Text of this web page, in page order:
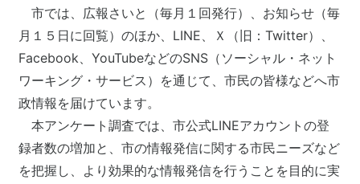
市では、広報さいと（毎月１回発行）、お知らせ（毎
月１５日に回覧）のほか、LINE、Ｘ（旧：Twitter）、
Facebook、YouTubeなどのSNS（ソーシャル・ネット
ワーキング・サービス）を通じて、市民の皆様などへ市
政情報を届けています。
本アンケート調査では、市公式LINEアカウントの登
録者数の増加と、市の情報発信に関する市民ニーズなど
を把握し、より効果的な情報発信を行うことを目的に実